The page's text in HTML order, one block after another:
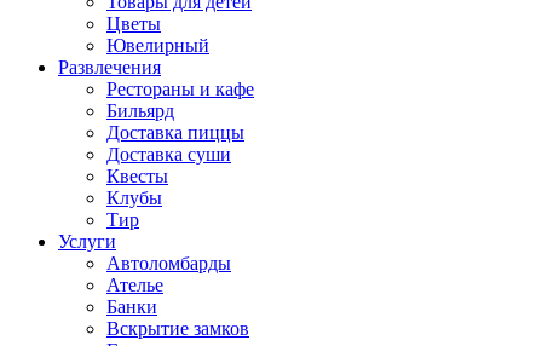
Цветы
Ювелирный
Развлечения
Рестораны и кафе
Бильярд
Доставка пиццы
Доставка суши
Квесты
Клубы
Тир
Услуги
Автоломбарды
Ателье
Банки
Вскрытие замков